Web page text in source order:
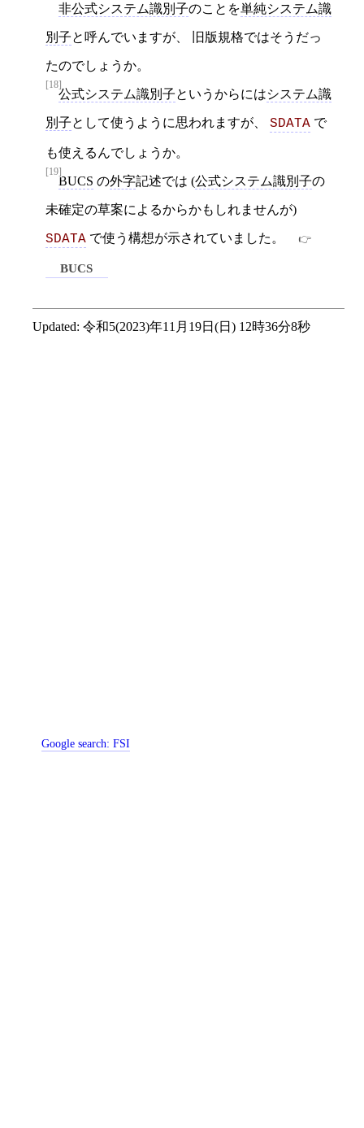
非公式システム識別子のことを単純システム識
別子と呼んでいますが、 旧版規格ではそうだっ
たのでしょうか。
[18]
公式システム識別子というからにはシステム識
別子として使うように思われますが、 SDATA で
も使えるんでしょうか。
[19]
BUCS の外字記述では (公式システム識別子の
未確定の草案によるからかもしれませんが)
SDATA で使う構想が示されていました。
BUCS
Updated: 令和5(2023)年11月19日(日) 12時36分8秒
Google search:FSI